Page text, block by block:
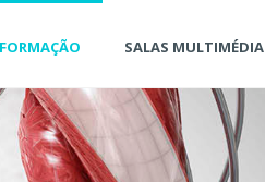
SALAS MULTIMÉDIA